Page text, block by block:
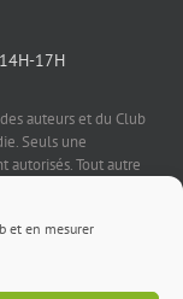
et en mesurer
17H
auteurs et du Club
Seuls une
autorisés. Tout autre